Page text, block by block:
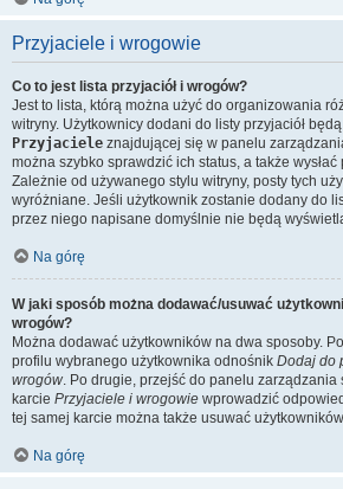
Przyjaciele i wrogowie
Co to jest lista przyjaciół i wrogów?
Jest to lista, którą można użyć do organizowania
witryny. Użytkownicy dodani do listy przyjaciół
Przyjaciele znajdującej się w panelu
można szybko sprawdzić ich status, a także
Zależnie od używanego stylu witryny, posty tych
wyróżniane. Jeśli użytkownik zostanie dodany do
przez niego napisane domyślnie nie będą
Na górę
W jaki sposób można dodawać/usuwać
wrogów?
Można dodawać użytkowników na dwa sposoby.
profilu wybranego użytkownika odnośnik Dodaj do
wrogów. Po drugie, przejść do panelu zarządzania
karcie Przyjaciele i wrogowie wprowadzić
tej samej karcie można także usuwać
Na górę